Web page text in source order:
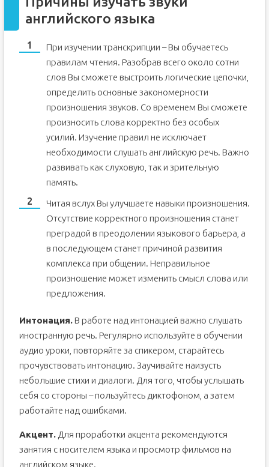
английского языка
При изучении транскрипции – Вы обучаетесь
правилам чтения. Разобрав всего около сотни
слов Вы сможете выстроить логические цепочки,
определить основные закономерности
произношения звуков. Со временем Вы сможете
произносить слова корректно без особых
усилий. Изучение правил не исключает
необходимости слушать английскую речь. Важно
развивать как слуховую, так и зрительную
память.
Читая вслух Вы улучшаете навыки произношения.
Отсутствие корректного произношения станет
преградой в преодолении языкового барьера, а
в последующем станет причиной развития
комплекса при общении. Неправильное
произношение может изменить смысл слова или
предложения.
Интонация.В работе над интонацией важно слушать
иностранную речь. Регулярно используйте в обучении
аудио уроки, повторяйте за спикером, старайтесь
прочувствовать интонацию. Заучивайте наизусть
небольшие стихи и диалоги. Для того, чтобы услышать
себя со стороны – пользуйтесь диктофоном, а затем
работайте над ошибками.
Акцент.Для проработки акцента рекомендуются
занятия с носителем языка и просмотр фильмов на
английском языке.